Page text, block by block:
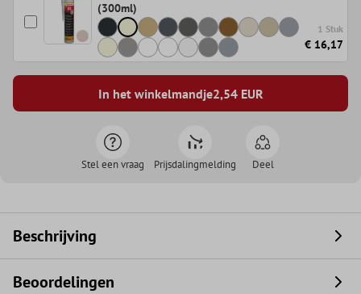
(300ml)
1 Stuk
€ 16,17
In het winkelmandje2,54EUR
Stel een vraag Prijsdalingmelding Deel
Beschrijving
Beoordelingen